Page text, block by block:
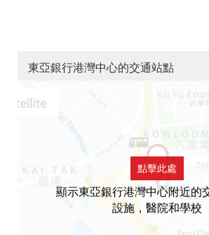
東亞銀行港灣中心的交通站點
點擊此處
顯示東亞銀行港灣中心附近的
設施，醫院和學校